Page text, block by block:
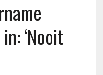
‘Nooit